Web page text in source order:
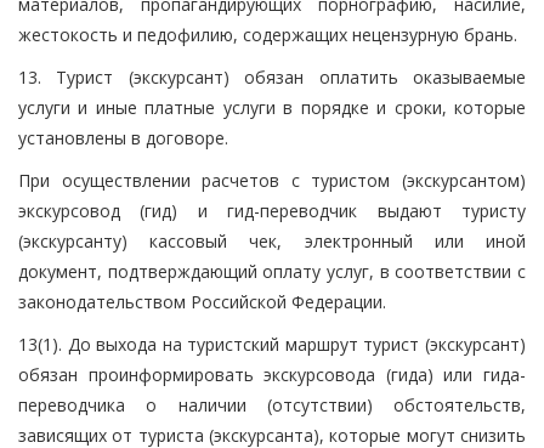
жестокость и педофилию, содержащих нецензурную брань.
13. Турист (экскурсант) обязан оплатить оказываемые
услуги и иные платные услуги в порядке и сроки, которые
установлены в договоре.
При осуществлении расчетов с туристом (экскурсантом)
экскурсовод (гид) и гид-переводчик выдают туристу
(экскурсанту) кассовый чек, электронный или иной
документ, подтверждающий оплату услуг, в соответствии с
законодательством Российской Федерации.
13(1). До выхода на туристский маршрут турист (экскурсант)
обязан проинформировать экскурсовода (гида) или гида-
переводчика о наличии (отсутствии) обстоятельств,
зависящих от туриста (экскурсанта), которые могут снизить